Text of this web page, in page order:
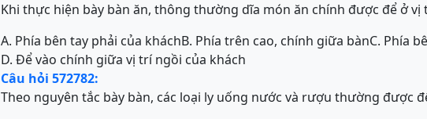
Khi thực hiện bày bàn ăn, thông thường dĩa món ăn chính được để ở vị
A. Phía bên tay phải của kháchB. Phía trên cao, chính giữa bànC. Phía
D. Để vào chính giữa vị trí ngồi của khách
Câu hỏi 572782:
Theo nguyên tắc bày bàn, các loại ly uống nước và rượu thường được